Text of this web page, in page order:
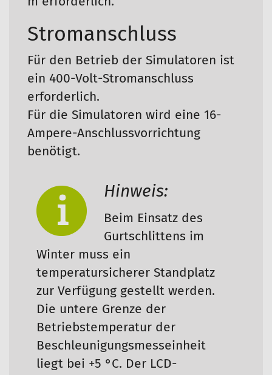
Stromanschluss
Für den Betrieb der Simulatoren ist
ein 400-Volt-Stromanschluss
erforderlich.
Für die Simulatoren wird eine 16-
Ampere-Anschlussvorrichtung
benötigt.
Hinweis:
Beim Einsatz des
Gurtschlittens im
Winter muss ein
temperatursicherer Standplatz
zur Verfügung gestellt werden.
Die untere Grenze der
Betriebstemperatur der
Beschleunigungsmesseinheit
liegt bei +5 °C. Der LCD-